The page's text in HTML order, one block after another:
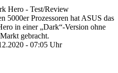
Hero - Test/Review
5000er Prozessoren hat ASUS das
in einer „Dark“-Version ohne
gebracht.
- 07:05 Uhr